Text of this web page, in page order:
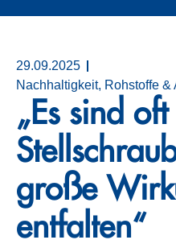
29.09.2025
Nachhaltigkeit, Rohstoffe
„Es sind
große
entfalten“